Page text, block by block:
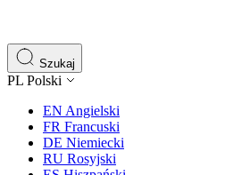
Szukaj
PL Polski
EN Angielski
FR Francuski
DE Niemiecki
RU Rosyjski